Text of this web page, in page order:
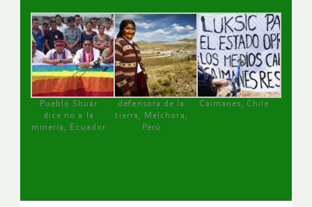
Pueblo Shuar
dice no a la
minería, Ecuador
defensora de la
tierra, Melchora,
Perú
Caimanes, Chile